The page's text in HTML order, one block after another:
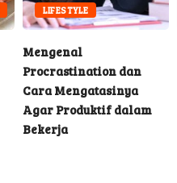
LIFESTYLE
Mengenal
Procrastination dan
Cara Mengatasinya
Agar Produktif dalam
Bekerja